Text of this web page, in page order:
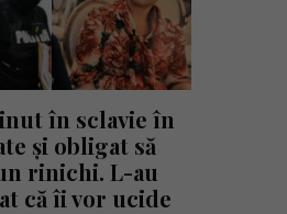
în sclavie în
și obligat să
rinichi. L-au
că îi vor ucide